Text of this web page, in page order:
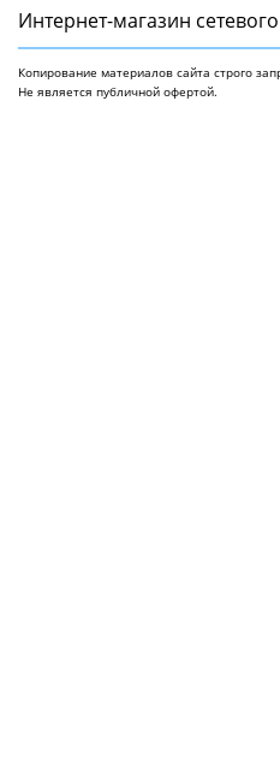
Интернет-магазин
Копирование материалов сайта строго
Не является публичной офертой.